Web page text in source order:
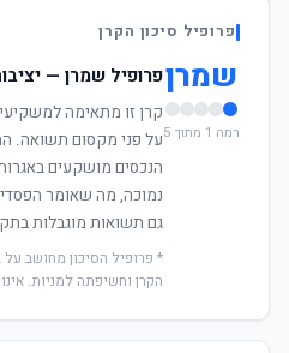
פרופיל סיכון הקרן
שמרן
רמה 1 מתוך 5
פרופיל שמרן —
קרן זו מתאימה
על פני מקסום תשואה.
הנכסים מושקעים
נמוכה, מה שאומר
גם תשואות מוגבלות
* פרופיל הסיכון מחושב
הקרן וחשיפתה למניות.